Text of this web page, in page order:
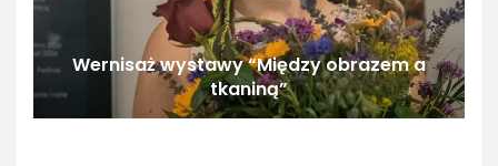
Wernisaż wystawy “Między obrazem a
tkaniną”